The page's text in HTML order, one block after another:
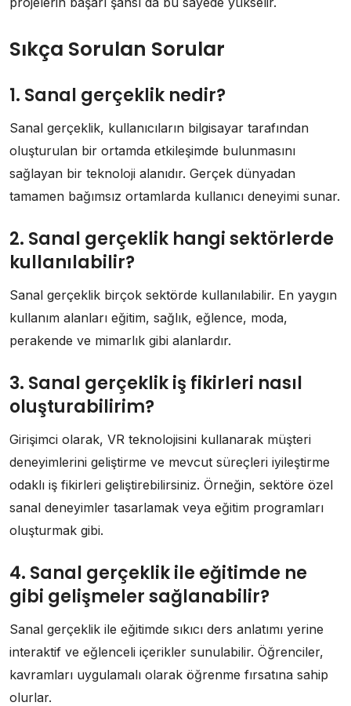
Sıkça Sorulan Sorular
1. Sanal gerçeklik nedir?
Sanal gerçeklik, kullanıcıların bilgisayar tarafından
oluşturulan bir ortamda etkileşimde bulunmasını
sağlayan bir teknoloji alanıdır. Gerçek dünyadan
tamamen bağımsız ortamlarda kullanıcı deneyimi sunar.
2. Sanal gerçeklik hangi sektörlerde
kullanılabilir?
Sanal gerçeklik birçok sektörde kullanılabilir. En yaygın
kullanım alanları eğitim, sağlık, eğlence, moda,
perakende ve mimarlık gibi alanlardır.
3. Sanal gerçeklik iş fikirleri nasıl
oluşturabilirim?
Girişimci olarak, VR teknolojisini kullanarak müşteri
deneyimlerini geliştirme ve mevcut süreçleri iyileştirme
odaklı iş fikirleri geliştirebilirsiniz. Örneğin, sektöre özel
sanal deneyimler tasarlamak veya eğitim programları
oluşturmak gibi.
4. Sanal gerçeklik ile eğitimde ne
gibi gelişmeler sağlanabilir?
Sanal gerçeklik ile eğitimde sıkıcı ders anlatımı yerine
interaktif ve eğlenceli içerikler sunulabilir. Öğrenciler,
kavramları uygulamalı olarak öğrenme fırsatına sahip
olurlar.